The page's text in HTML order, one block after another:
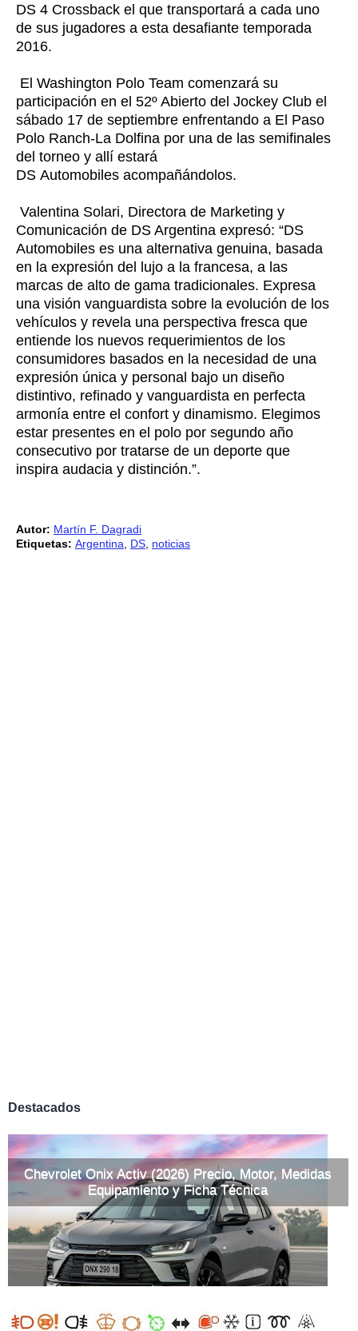
DS 4 Crossback el que transportará a cada uno
de sus jugadores a esta desafiante temporada
2016.
El Washington Polo Team comenzará su
participación en el 52º Abierto del Jockey Club el
sábado 17 de septiembre enfrentando a El Paso
Polo Ranch-La Dolfina por una de las semifinales
del torneo y allí estará
DS Automobiles acompañándolos.
Valentina Solari, Directora de Marketing y
Comunicación de DS Argentina expresó: “DS
Automobiles es una alternativa genuina, basada
en la expresión del lujo a la francesa, a las
marcas de alto de gama tradicionales. Expresa
una visión vanguardista sobre la evolución de los
vehículos y revela una perspectiva fresca que
entiende los nuevos requerimientos de los
consumidores basados en la necesidad de una
expresión única y personal bajo un diseño
distintivo, refinado y vanguardista en perfecta
armonía entre el confort y dinamismo. Elegimos
estar presentes en el polo por segundo año
consecutivo por tratarse de un deporte que
inspira audacia y distinción.”.
Autor: Martín F. Dagradi
Etiquetas: Argentina DS noticias
Destacados
Chevrolet Onix Activ (2026) Precio, Motor, Medidas
Equipamiento y Ficha Técnica